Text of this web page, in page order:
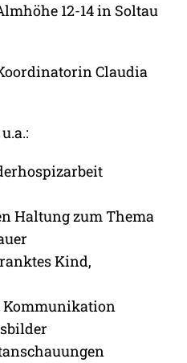
12-14 in Soltau
Claudia
Haltung zum Thema
Kind,